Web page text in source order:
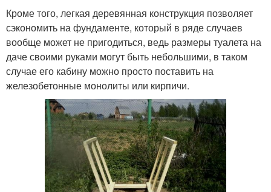
Кроме того, легкая деревянная конструкция позволяет
сэкономить на фундаменте, который в ряде случаев
вообще может не пригодиться, ведь размеры туалета на
даче своими руками могут быть небольшими, в таком
случае его кабину можно просто поставить на
железобетонные монолиты или кирпичи.